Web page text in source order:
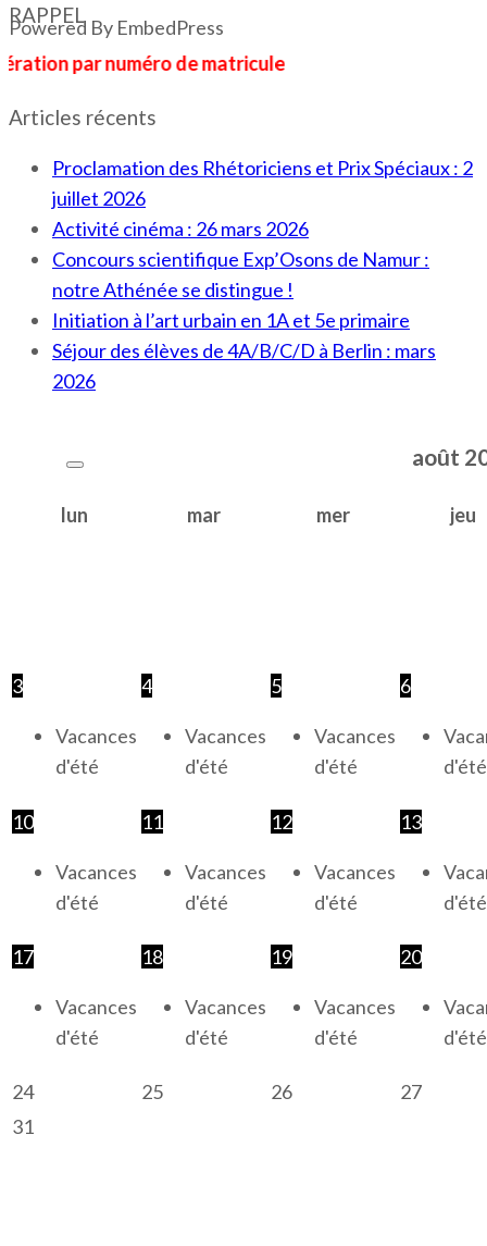
Powered By EmbedPress
RAPPEL
numéro de matricule
Articles récents
Proclamation des Rhétoriciens et Prix Spéciaux : 2
juillet 2026
Activité cinéma : 26 mars 2026
Concours scientifique Exp’Osons de Namur :
notre Athénée se distingue !
Initiation à l’art urbain en 1A et 5e primaire
Séjour des élèves de 4A/B/C/D à Berlin : mars
2026
août
lun mar mer jeu
3
Vacances
d'été
4
Vacances
d'été
5
Vacances
d'été
6
d'été
10
Vacances
d'été
11
Vacances
d'été
12
Vacances
d'été
13
d'été
17
Vacances
d'été
18
Vacances
d'été
19
Vacances
d'été
20
d'été
24 25 26
27
31